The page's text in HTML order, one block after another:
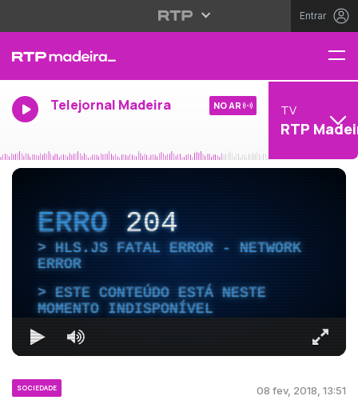
Entrar
Telejornal Madeira NO AR TV
RTP
ERRO204
HLS.JS FATAL ERROR - NETWORK
ERROR
ESTE CONTEÚDO ESTÁ NESTE
MOMENTO INDISPONÍVEL
SOCIEDADE 08 fev, 2018, 13:51